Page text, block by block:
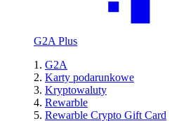
G2A Plus
G2A
Karty podarunkowe
Kryptowaluty
Rewarble
Rewarble Crypto Gift Card